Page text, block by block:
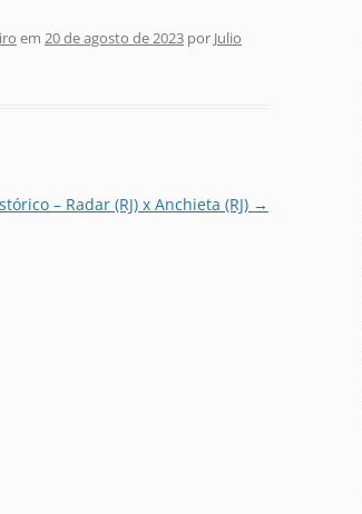
em 20 de agosto de 2023 por Julio
– Radar (RJ) x Anchieta (RJ) →